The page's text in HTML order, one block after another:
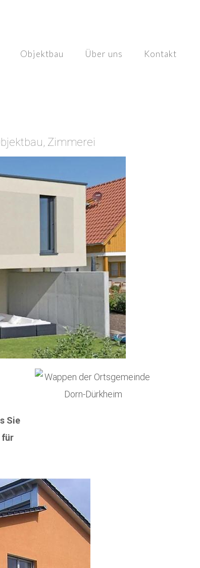
Objektbau Über uns Kontakt
Zimmerei
Sie
für